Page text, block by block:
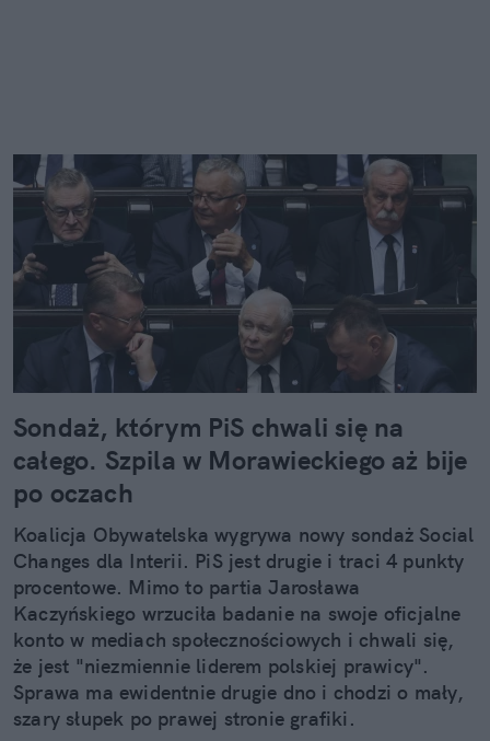
Sondaż, którym PiS chwali się na
całego. Szpila w Morawieckiego aż bije
po oczach
Koalicja Obywatelska wygrywa nowy sondaż Social
Changes dla Interii. PiS jest drugie i traci 4 punkty
procentowe. Mimo to partia Jarosława
Kaczyńskiego wrzuciła badanie na swoje oficjalne
konto w mediach społecznościowych i chwali się,
że jest "niezmiennie liderem polskiej prawicy".
Sprawa ma ewidentnie drugie dno i chodzi o mały,
szary słupek po prawej stronie grafiki.